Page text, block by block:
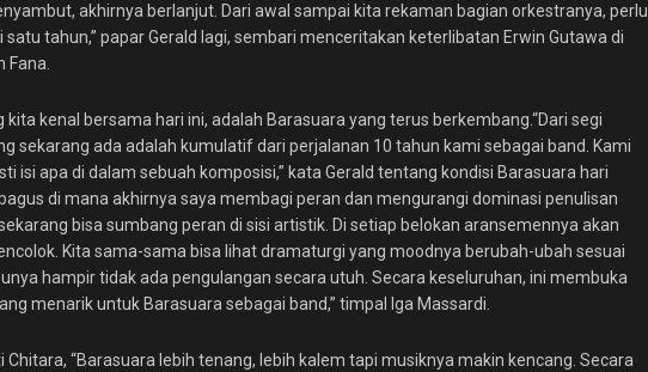
akhirnya berlanjut. Dari awal sampai kita rekaman bagian orkestranya, perlu
satu tahun,” papar Gerald lagi, sembari menceritakan keterlibatan Erwin Gutawa di
Fana.
kita kenal bersama hari ini, adalah Barasuara yang terus berkembang.“Dari segi
sekarang ada adalah kumulatif dari perjalanan 10 tahun kami sebagai band. Kami
isi apa di dalam sebuah komposisi,” kata Gerald tentang kondisi Barasuara hari
bagus di mana akhirnya saya membagi peran dan mengurangi dominasi penulisan
bisa sumbang peran di sisi artistik. Di setiap belokan aransemennya akan
Kita sama-sama bisa lihat dramaturgi yang moodnya berubah-ubah sesuai
hampir tidak ada pengulangan secara utuh. Secara keseluruhan, ini membuka
menarik untuk Barasuara sebagai band,” timpal Iga Massardi.
Chitara, “Barasuara lebih tenang, lebih kalem tapi musiknya makin kencang. Secara